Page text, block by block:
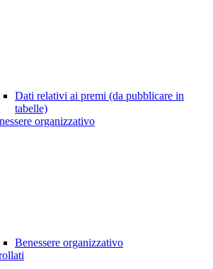
Dati relativi ai premi (da pubblicare in
tabelle)
organizzativo
Benessere organizzativo